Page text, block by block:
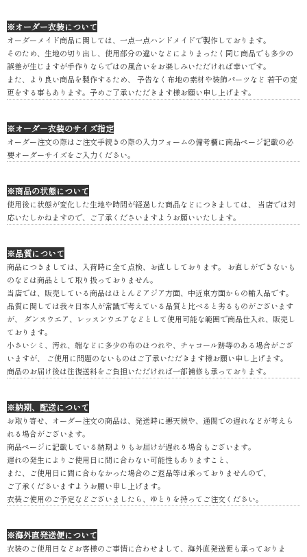
※オーダー衣装について
オーダーメイド商品に関しては、一点一点ハンドメイドで製作しております。
そのため、生地の切り出し、使用部分の違いなどによりまったく同じ商品でも多少の
誤差が生じますが手作りならではの風合いをお楽しみいただければ幸いです。
また、より良い商品を製作するため、 予告なく布地の素材や装飾パーツなど 若干の変
更をする事もあります。予めご了承いただきます様お願い申し上げます。
※オーダー衣装のサイズ指定
オーダー注文の際はご注文手続きの際の入力フォームの備考欄に商品ページ記載の必
要オーダーサイズをご入力ください。
※商品の状態について
使用後に状態が変化した生地や時間が経過した商品などにつきましては、 当店では対
応いたしかねますので、ご了承くださいますようお願いいたします。
※品質について
商品につきましては、入荷時に全て点検、お直ししております。 お直しができないも
のなどは商品として取り扱っておりません。
当店では、販売している商品はほとんどアジア方面、中近東方面からの輸入品です。
品質に関しては我々日本人が常識で考えている品質と比べると劣るものがございます
が、 ダンスウエア、レッスンウエアなどとして使用可能な範囲で商品仕入れ、販売し
ております。
小さいシミ、汚れ、端などに多少の布のほつれや、チャコール跡等のある場合がござ
いますが、 ご使用に問題のないものはご了承いただきます様お願い申し上げます。
商品のお届け後は往復送料をご負担いただければ一部補修も承っております。
※納期、配送について
お取り寄せ、オーダー注文の商品は、発送時に悪天候や、通関での遅れなどが考えら
れる場合がございます。
商品ページに記載している納期よりもお届けが遅れる場合もございます。
遅れの発生によりご使用日に間に合わない可能性もありますこと、
また、ご使用日に間に合わなかった場合のご返品等は承っておりませんので、
ご了承くださいますようお願い申し上げます。
衣装ご使用のご予定などございましたら、ゆとりを持ってご注文ください。
※海外直発送便について
衣装のご使用日などお客様のご事情に合わせまして、海外直発送便も承っておりま